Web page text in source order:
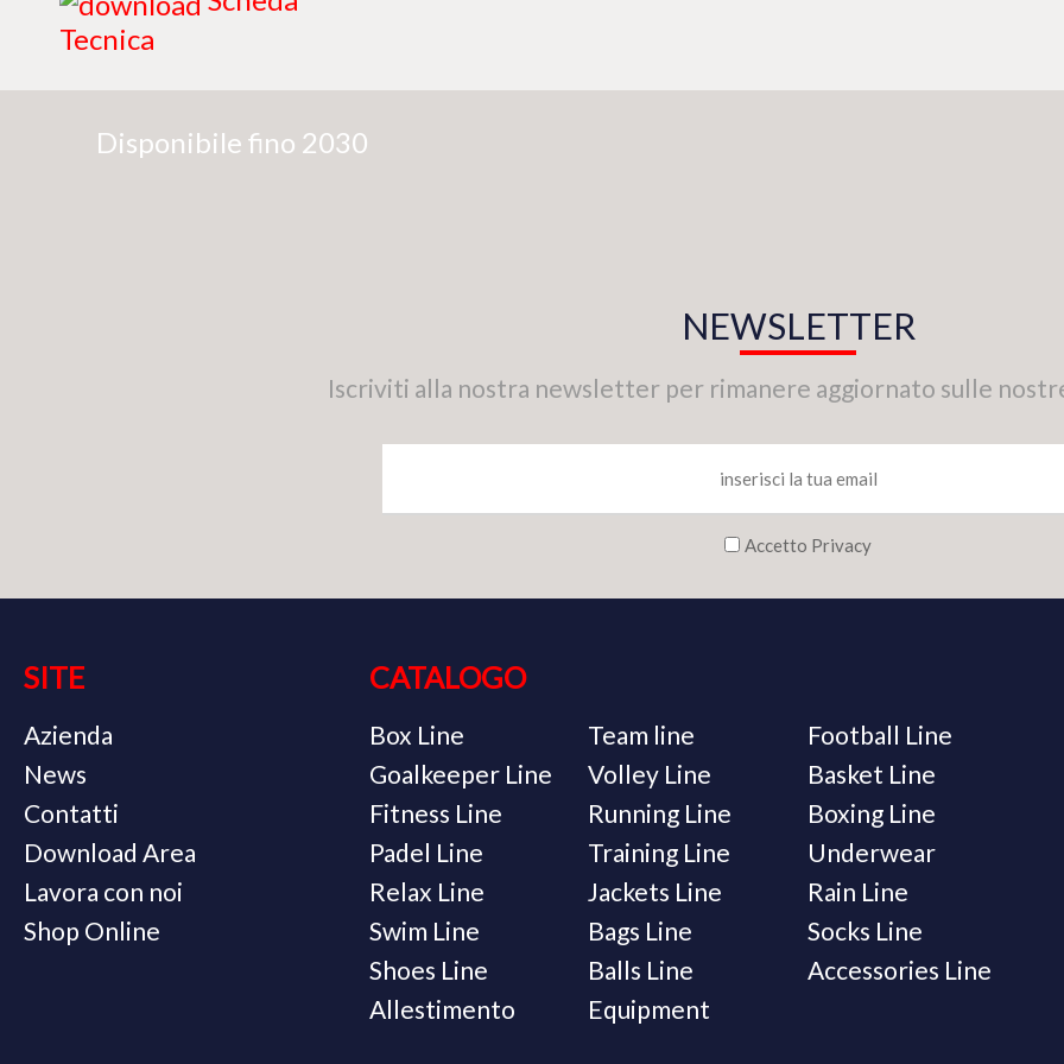
Tecnica
Disponibile fino 2030
NEWSLETTER
Iscriviti alla nostra newsletter per rimanere aggiornato sulle
Accetto Privacy
SITE
Azienda
News
Contatti
Download Area
Lavora con noi
Shop Online
CATALOGO
Box Line Team line
Football Line
Goalkeeper Line
Volley Line
Basket Line
Fitness Line
Running Line
Boxing Line
Padel Line
Training Line
Underwear
Relax Line
Jackets Line
Rain Line
Swim Line
Bags Line
Socks Line
Shoes Line
Balls Line
Accessories Line
Allestimento
Equipment